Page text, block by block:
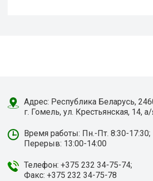
Адрес: Республика Беларусь,
г. Гомель, ул. Крестьянская, 14,
Время работы: Пн.-Пт. 8:30-17:30;
Перерыв: 13:00-14:00
Телефон: +375 232 34-75-74;
Факс: +375 232 34-75-78